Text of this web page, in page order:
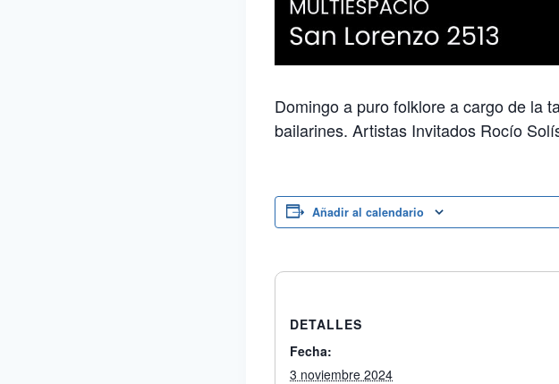
Domingo a puro folklore a cargo de la
bailarines. Artistas Invitados Rocío
Añadir al calendario
DETALLES
Fecha:
3 noviembre 2024